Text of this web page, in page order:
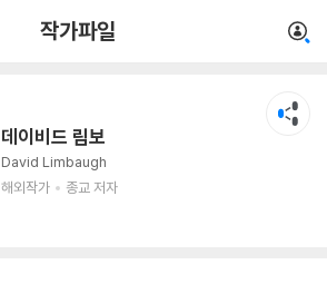
작가파일
데이비드 림보
David Limbaugh
해외작가
종교 저자